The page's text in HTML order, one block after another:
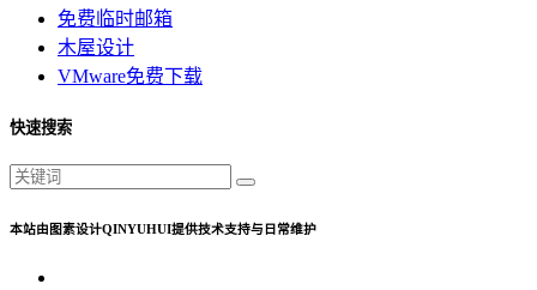
免费临时邮箱
木屋设计
VMware免费下载
快速搜索
本站由图素设计QINYUHUI提供技术支持与日常维护